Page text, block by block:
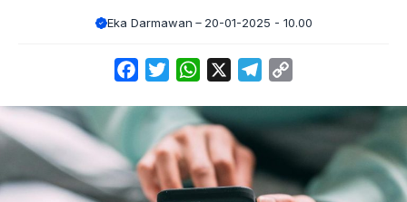
Eka Darmawan 20-01-2025 - 10.00
FacebookTwitterWhatsApp Telegram